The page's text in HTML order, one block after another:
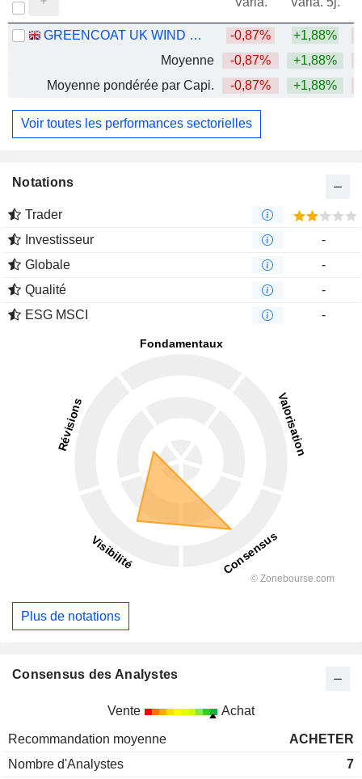
GREENCOAT UK WIND PLC -0,87% +1,88%
Moyenne
-0,87% +1,88%
Moyenne pondérée par Capi.
-0,87% +1,88%
Voir toutes les performances sectorielles
Notations
Trader
Investisseur
-
Globale
-
Qualité
-
ESG MSCI
-
Plus de notations
Consensus des Analystes
Vente Achat
Recommandation moyenne
ACHETER
Nombre d'Analystes
7